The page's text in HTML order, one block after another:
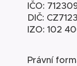
IČO:
DIČ:
IZO: 102
Právní